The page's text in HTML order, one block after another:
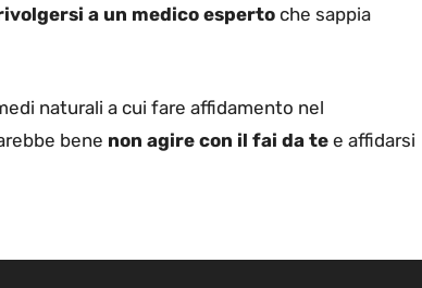
a un medico esperto che sappia
naturali a cui fare affidamento nel
bene non agire con il fai da te e affidarsi